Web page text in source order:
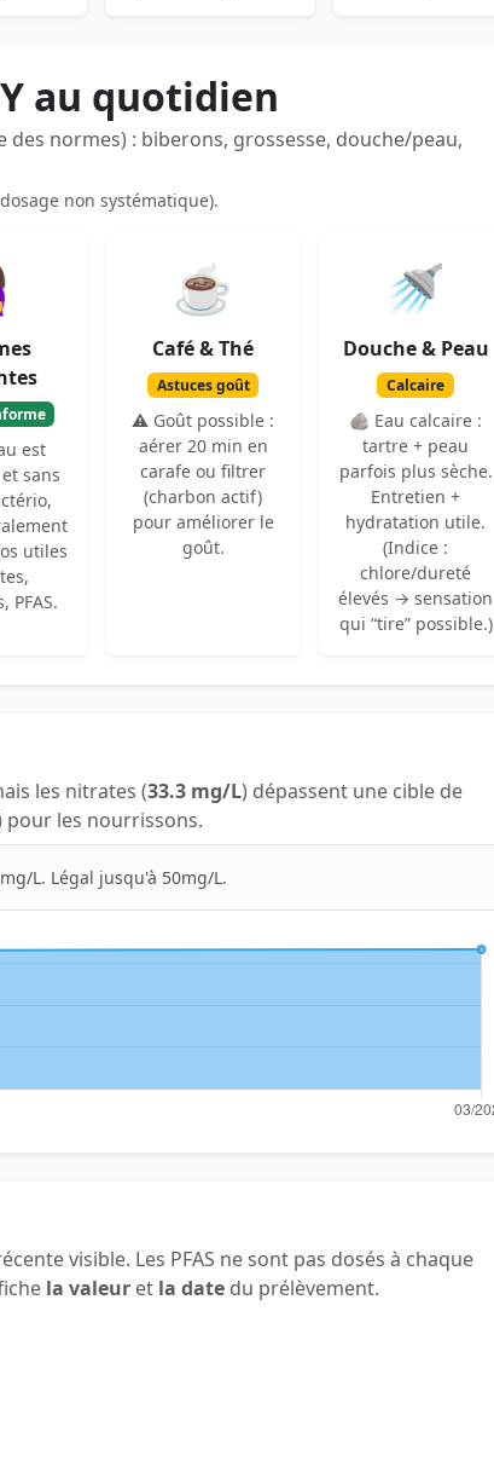
au quotidien
des normes) : biberons, grossesse, douche/peau,
non systématique).
est
sans
utiles
PFAS.
☕
Café & Thé
Astuces goût
⚠️ Goût possible :
aérer 20 min en
carafe ou filtrer
(charbon actif)
pour améliorer le
goût.
🚿
Douche & Peau
Calcaire
🪨 Eau calcaire :
tartre + peau
parfois plus sèche.
Entretien +
hydratation utile.
(Indice :
chlore/dureté
élevés → sensation
qui “tire” possible.)
les nitrates (33.3 mg/L) dépassent une cible de
pour les nourrissons.
L. Légal jusqu'à 50mg/L.
visible. Les PFAS ne sont pas dosés à chaque
la valeur et la date du prélèvement.